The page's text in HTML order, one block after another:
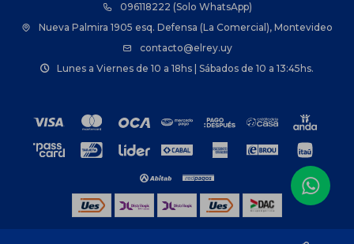
096118222 (Solo WhatsApp)
Nueva Palmira 1905 esq. Defensa (La Comercial), Montevideo
contacto@elrey.uy
Lunes a Viernes de 10 a 18hs | Sábados de 10 a 13:45hs.